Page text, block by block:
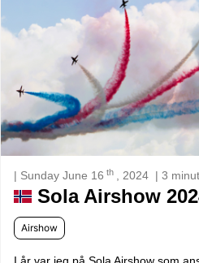
| Sunday June 16 th , 2024 | 3
Sola Airshow
Airshow
I år var jeg på Sola Airshow som